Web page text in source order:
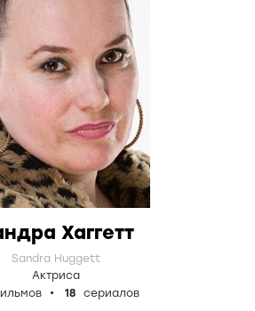
Хаггетт
Sandra Huggett
Актриса
18 сериалов